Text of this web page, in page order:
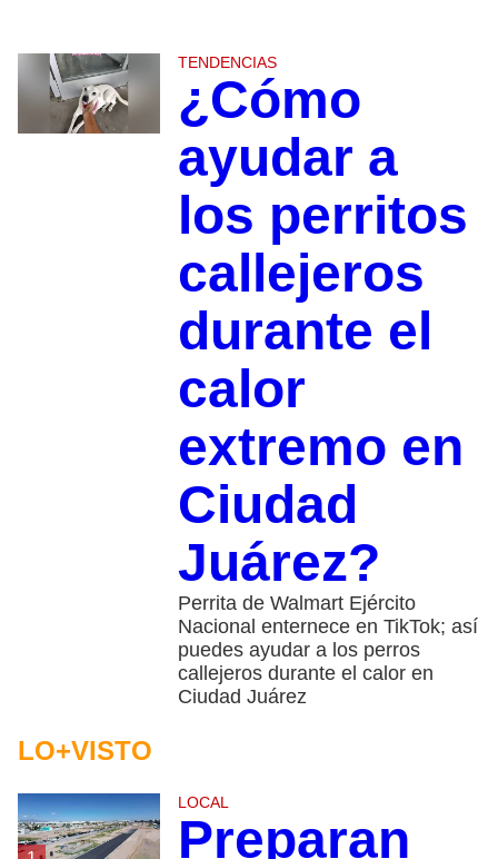
TENDENCIAS
¿Cómo
ayudar a
los perritos
callejeros
durante el
calor
extremo en
Ciudad
Juárez?
Perrita de Walmart Ejército
Nacional enternece en TikTok; así
puedes ayudar a los perros
callejeros durante el calor en
Ciudad Juárez
LO+VISTO
LOCAL
Preparan